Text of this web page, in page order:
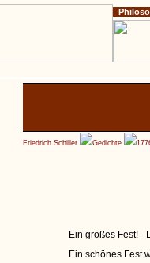
Friedrich Schiller Gedichte
Ein großes Fest! -
Ein schönes Fest